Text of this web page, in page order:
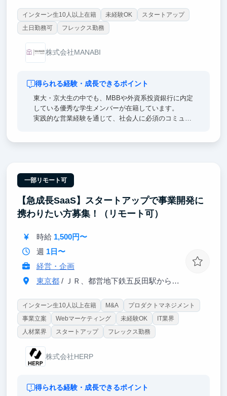
インターン生10人以上在籍 未経験OK
スタートアップ
土日勤務可
フレックス勤務
株式会社MANABI
得られる経験・成長できるポイント
東大・京大生の中でも、MBBや外資系投資銀行に内定
している優秀な学生メンバーが在籍しています。
実践的な営業経験を通じて、社会人に必須のコミュニ
一部リモート可
【急成長SaaS】スタートアップで事業開発に
携わりたい方募集！（リモート可）
時給 1,500円〜
週 1日〜
経営・企画
東京都/ ＪＲ、都営地下鉄五反田駅から徒歩1分
インターン生10人以上在籍 M&A
プロダクトマネジメント
事業立案
Webマーケティング 未経験OK
IT業界
人材業界
スタートアップ フレックス勤務
株式会社HERP
得られる経験・成長できるポイント